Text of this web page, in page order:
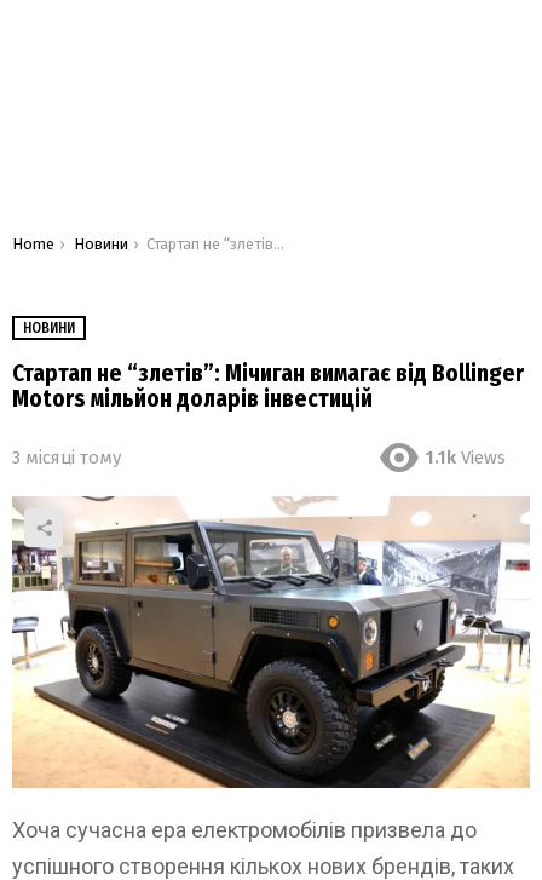
You are here:
Home Новини Стартап не “злетів”: Мічиган вимагає від Bollinger Motors мільйон доларів інвестицій
НОВИНИ
Стартап не “злетів”: Мічиган вимагає від Bollinger
Motors мільйон доларів інвестицій
3 місяці тому 1.1k Views
Хоча сучасна ера електромобілів призвела до
успішного створення кількох нових брендів, таких